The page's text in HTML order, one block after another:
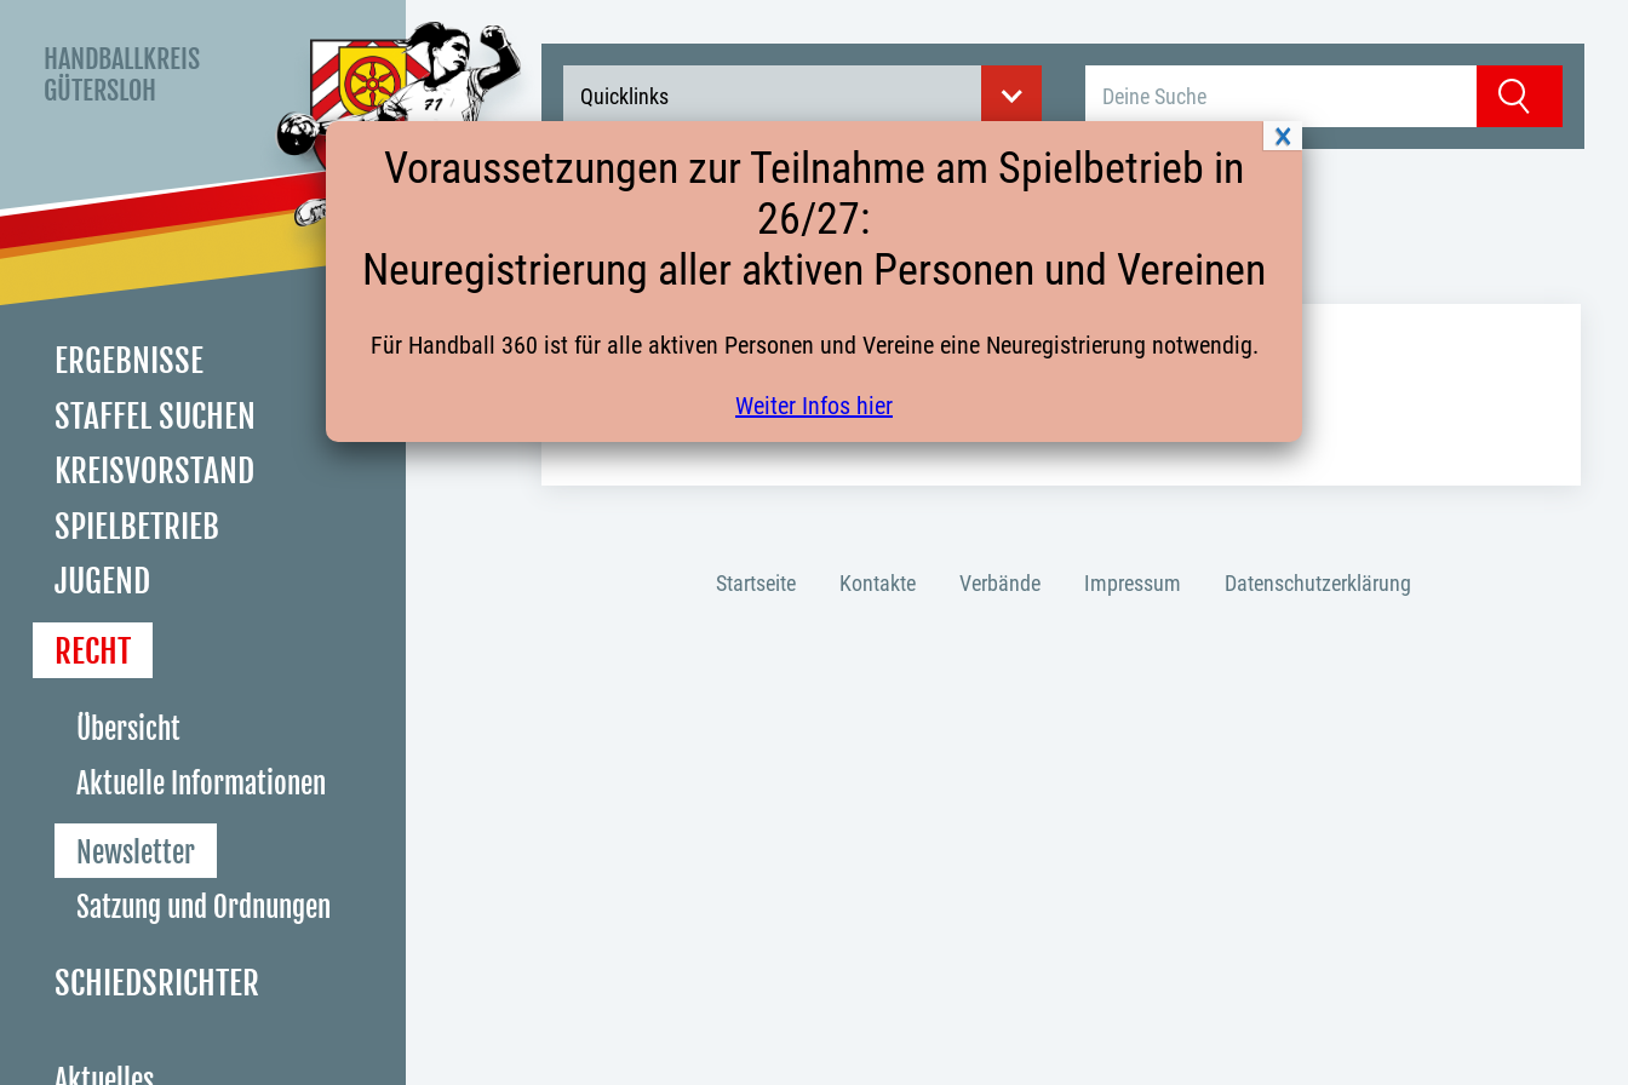
HANDBALLKREIS
GÜTERSLOH
ERGEBNISSE
STAFFEL SUCHEN
KREISVORSTAND
SPIELBETRIEB
JUGEND
RECHT
Übersicht
Aktuelle Informationen
Newsletter
Satzung und Ordnungen
SCHIEDSRICHTER
Quicklinks Suchen
NEWSLETTER
Startseite Kontakte Verbände Impressum Datenschutzerklärung
Voraussetzungen zur Teilnahme am Spielbetrieb in
26/27:
Neuregistrierung aller aktiven Personen und Vereinen
Für Handball 360 ist für alle aktiven Personen und Vereine eine Neuregistrierung notwendig.
Weiter Infos hier